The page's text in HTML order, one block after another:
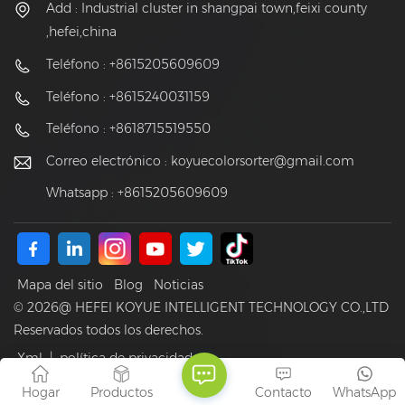
Add : Industrial cluster in shangpai town,feixi county
,hefei,china
Teléfono : +8615205609609
Teléfono : +8615240031159
Teléfono : +8618715519550
Correo electrónico : koyuecolorsorter@gmail.com
Whatsapp : +8615205609609
Mapa del sitio Blog
Noticias
© 2026@ HEFEI KOYUE INTELLIGENT TECHNOLOGY CO.,LTD
Reservados todos los derechos.
Xml | política de privacidad
Red IPv6 compatible
Hogar Productos WhatsApp
Contacto